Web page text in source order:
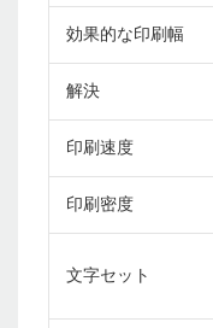
効果的な印刷幅
解決
印刷速度
印刷密度
文字セット